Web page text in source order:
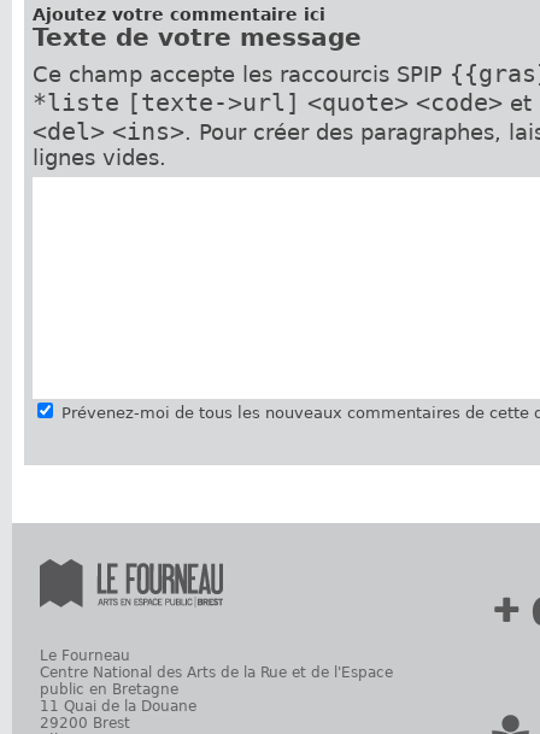
Ajoutez votre commentaire ici
Texte de votre message
Ce champ accepte les raccourcis SPIP
*liste [texte->url] <quote> <code>et
<del> <ins>. Pour créer des paragraphes,
lignes vides.
Prévenez-moi de tous les nouveaux commentaires de cette
Le Fourneau
Centre National des Arts de la Rue et de l'Espace
public en Bretagne
11 Quai de la Douane
29200 Brest
+